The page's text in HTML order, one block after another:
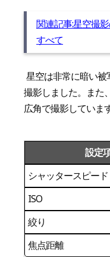
関連記事:星空撮
すべて
星空は非常に暗い
撮影しました。また
広角で撮影しています
設定
シャッタースピード
ISO
絞り
焦点距離